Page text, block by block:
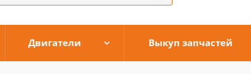
Двигатели Выкуп запчастей